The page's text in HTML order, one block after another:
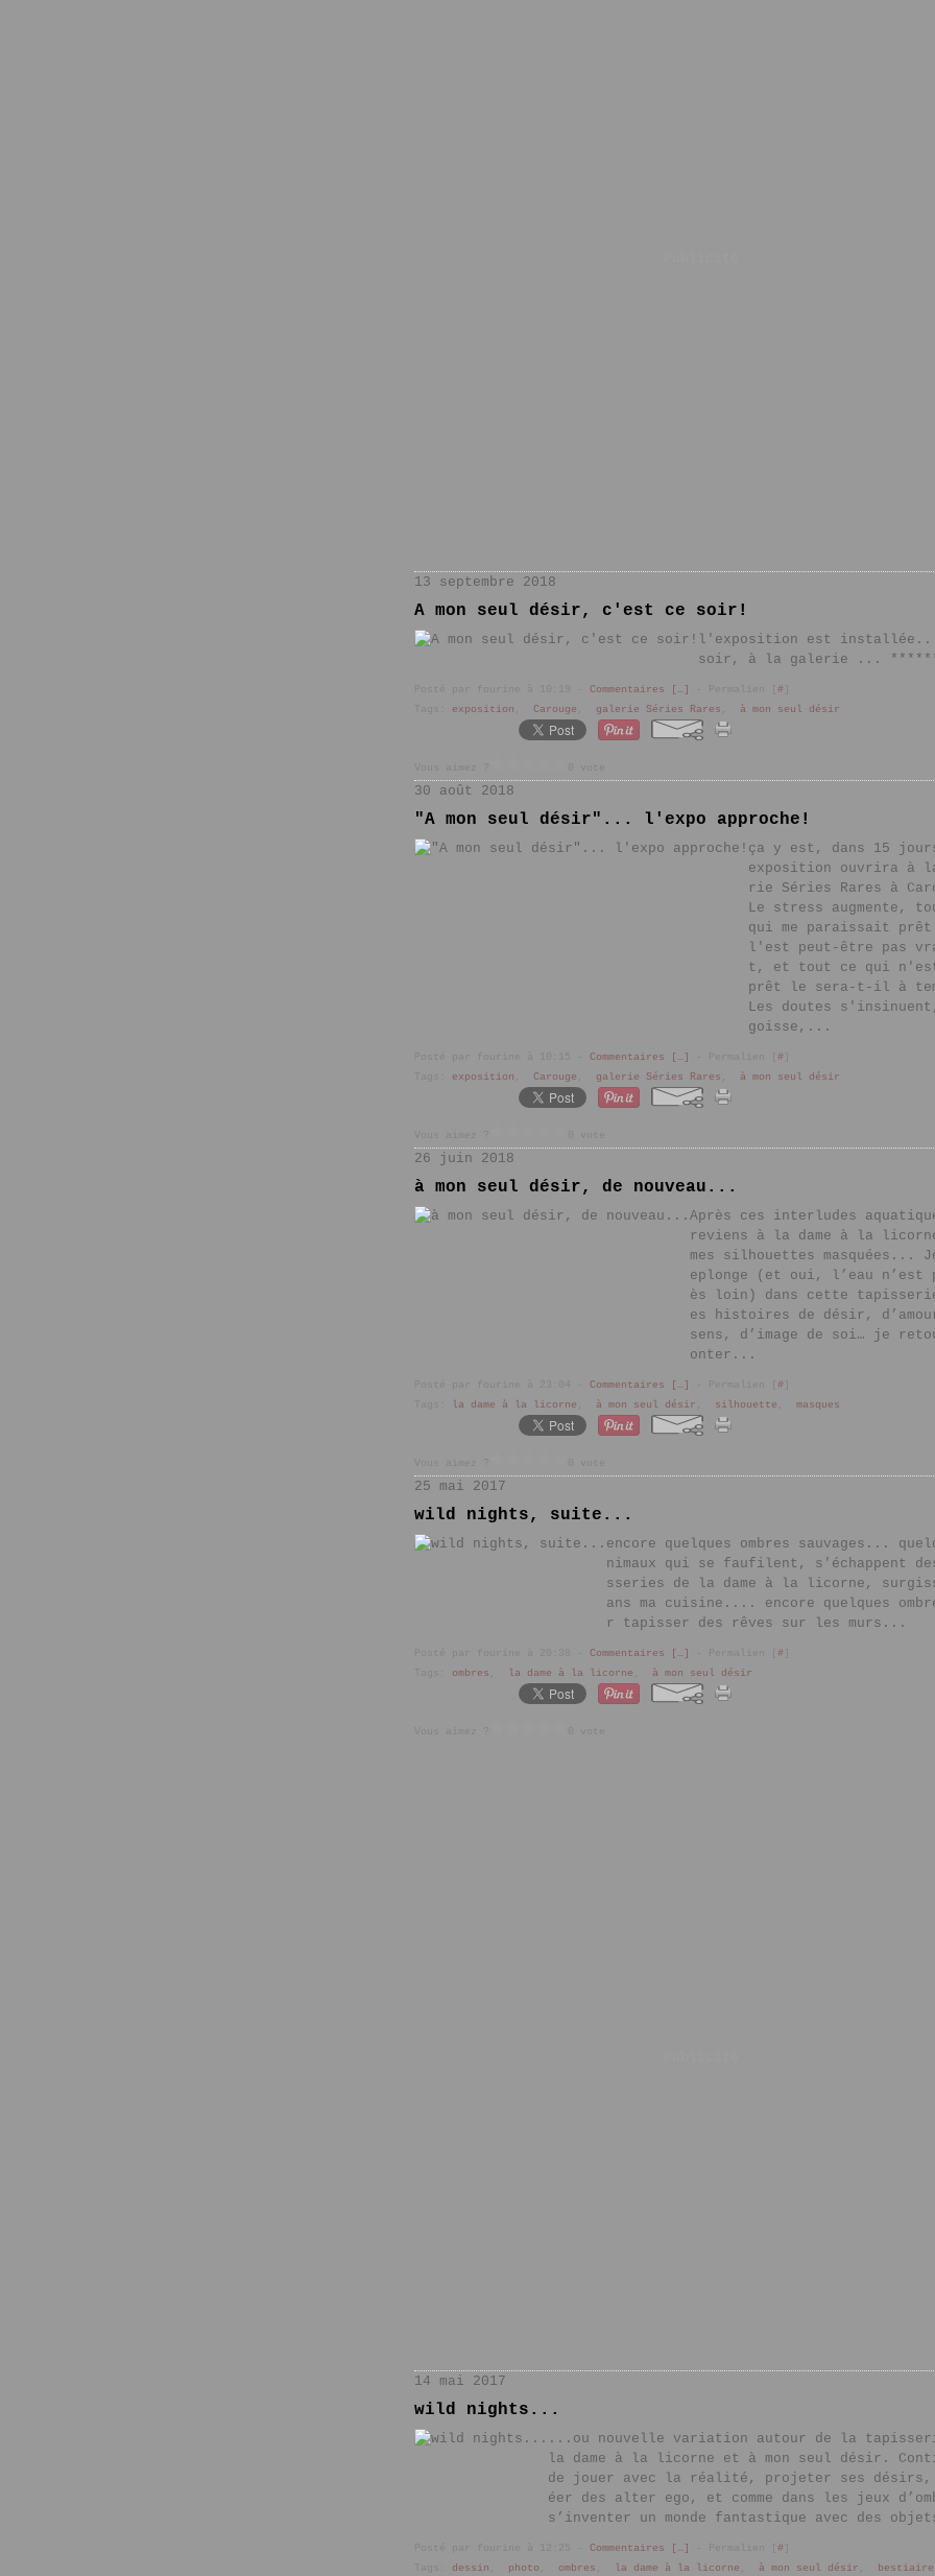
13 septembre 2018
A mon seul désir, c'est ce soir!
l'exposition est
soir, à la galerie ...
Commentaires […] #
exposition Carouge galerie Séries Rares à mon seul désir
30 août 2018
"A mon seul désir"... l'expo approche!
ça y est, dans 15
exposition ouvrira à
rie Séries Rares à
Le stress augmente,
qui me paraissait prêt
l'est peut-être pas
t, et tout ce qui
prêt le sera-t-il à
Les doutes
goisse,...
Commentaires […] #
exposition Carouge galerie Séries Rares à mon seul désir
26 juin 2018
à mon seul désir, de nouveau...
Après ces interludes
reviens à la dame à la
mes silhouettes masquées...
eplonge (et oui, l’eau n’est
ès loin) dans cette
es histoires de désir,
sens, d’image de soi… je
onter...
Commentaires […] #
la dame à la licorne à mon seul désir silhouette masques
25 mai 2017
wild nights, suite...
encore quelques ombres sauvages...
nimaux qui se faufilent, s'échappent
sseries de la dame à la licorne,
ans ma cuisine.... encore quelques
r tapisser des rêves sur les murs...
Commentaires […] #
ombres la dame à la licorne à mon seul désir
14 mai 2017
wild nights...
...ou nouvelle variation autour de la
la dame à la licorne et à mon seul désir.
de jouer avec la réalité, projeter ses
éer des alter ego, et comme dans les jeux
s’inventer un monde fantastique avec des
Commentaires […] #
dessin photo ombres la dame à la licorne à mon seul désir bestiaire